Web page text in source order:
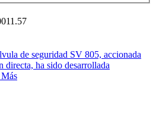
de seguridad SV 805, accionada
directa, ha sido desarrollada
Más